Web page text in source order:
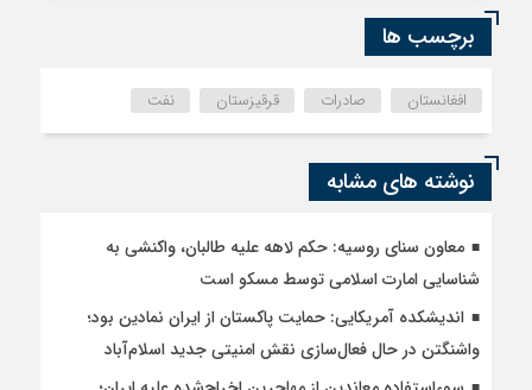
برچسب ها
افغانستان صادرات قرقیزستان نفت
نوشته های مشابه
معاون سنای روسیه: حکم لاهه علیه طالبان، واکنشی به
شناسایی امارت اسلامی توسط مسکو است
اندیشکده آمریکایی: حمایت پاکستان از ایران نمادین بود؛
واشنگتن در حال فعال‌سازی نقش امنیتی جدید اسلام‌آباد